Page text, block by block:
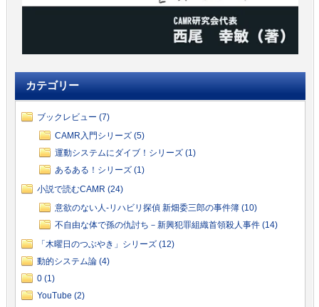
カテゴリー
ブックレビュー (7)
CAMR入門シリーズ (5)
運動システムにダイブ！シリーズ (1)
あるある！シリーズ (1)
小説で読むCAMR (24)
意欲のない人-リハビリ探偵 新畑委三郎の事件簿 (10)
不自由な体で孫の仇討ち－新興犯罪組織首領殺人事件 (14)
「木曜日のつぶやき」シリーズ (12)
動的システム論 (4)
0 (1)
YouTube (2)